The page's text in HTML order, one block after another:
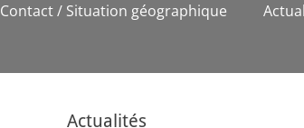
Contact / Situation géographique
Actualités